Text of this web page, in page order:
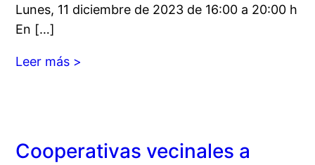
Lunes, 11 diciembre de 2023 de 16:00 a 20:00 h
En […]
Leer más >
Cooperativas vecinales a